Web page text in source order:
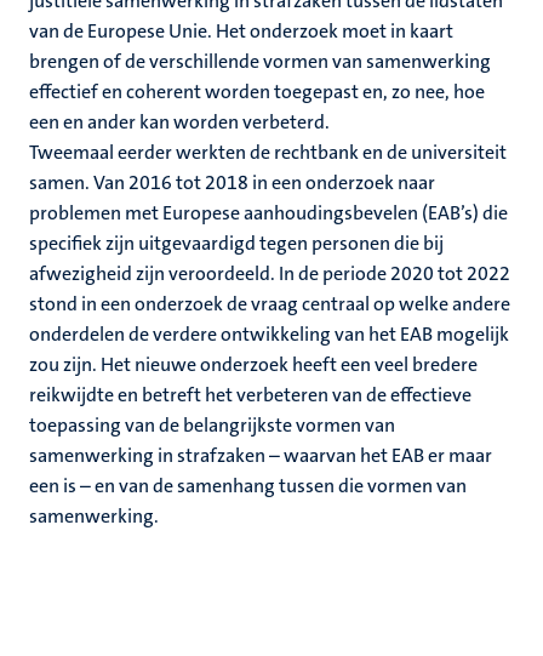
van de Europese Unie. Het onderzoek moet in kaart
brengen of de verschillende vormen van samenwerking
effectief en coherent worden toegepast en, zo nee, hoe
een en ander kan worden verbeterd.
Tweemaal eerder werkten de rechtbank en de universiteit
samen. Van 2016 tot 2018 in een onderzoek naar
problemen met Europese aanhoudingsbevelen (EAB’s) die
specifiek zijn uitgevaardigd tegen personen die bij
afwezigheid zijn veroordeeld. In de periode 2020 tot 2022
stond in een onderzoek de vraag centraal op welke andere
onderdelen de verdere ontwikkeling van het EAB mogelijk
zou zijn. Het nieuwe onderzoek heeft een veel bredere
reikwijdte en betreft het verbeteren van de effectieve
toepassing van de belangrijkste vormen van
samenwerking in strafzaken – waarvan het EAB er maar
een is – en van de samenhang tussen die vormen van
samenwerking.